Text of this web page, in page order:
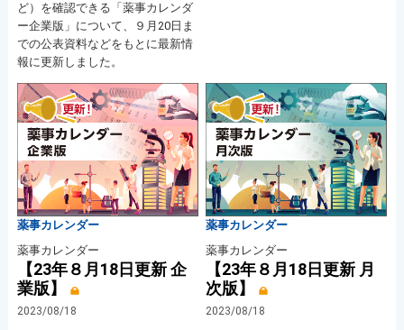
ど）を確認できる「薬事カレンダ
ー企業版」について、９月20日ま
での公表資料などをもとに最新情
報に更新しました。
薬事カレンダー
薬事カレンダー
【23年８月18日更新 企
業版】
2023/08/18
薬事カレンダー
薬事カレンダー
【23年８月18日更新 月
次版】
2023/08/18